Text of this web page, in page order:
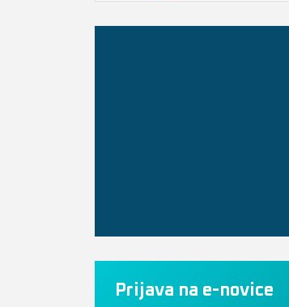
Prijava na e-novice